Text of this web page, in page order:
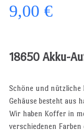
9,00 €
18650 Akku-
Schöne und nützliche
Gehäuse besteht aus
Wir haben Koffer in
verschiedenen